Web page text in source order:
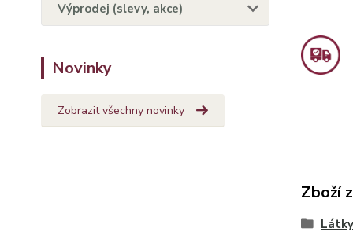
Výprodej (slevy, akce)
Novinky
Zobrazit všechny novinky
Zboží